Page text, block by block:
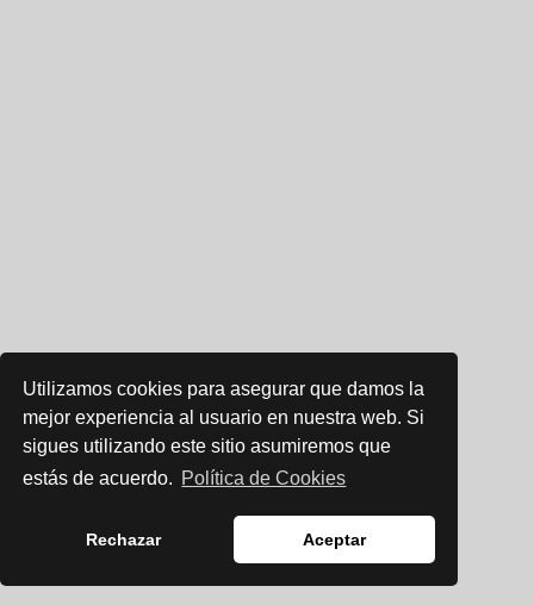
Utilizamos cookies para asegurar que damos la
mejor experiencia al usuario en nuestra web. Si
sigues utilizando este sitio asumiremos que
estás de acuerdo. Política de Cookies
Rechazar Aceptar